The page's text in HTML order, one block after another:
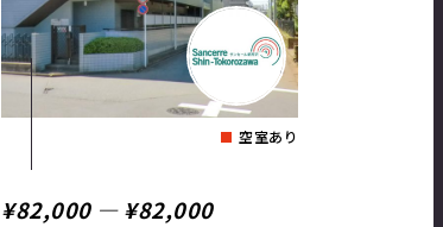
空室あり
¥82,000 ― ¥82,000